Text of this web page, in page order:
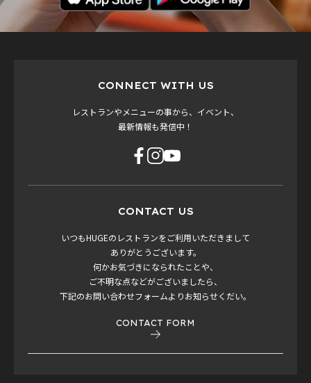
CONNECT WITH US
レストランやメニューの事から、イベント、
最新情報も発信中！
CONTACT US
いつもHUGEのレストランをご利用いただきまして
ありがとうございます。
何かお気づきになられたことや、
ご不明な点などがございましたら、
下記のお問い合わせフォームよりお知らせくだい。
CONTACT FORM